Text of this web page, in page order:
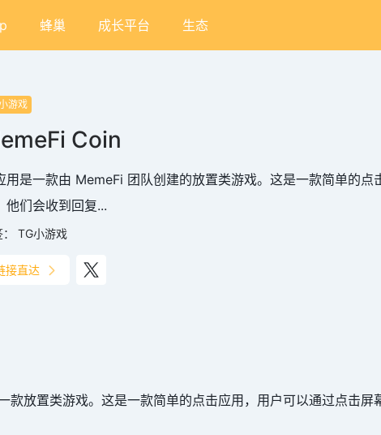
蜂巢 成长平台 生态
游戏
Coin
用是一款由 MemeFi 团队创建的放置类游戏。这是一款简单的
他们会收到回复...
TG小游戏
接直达
款放置类游戏。这是一款简单的点击应用，用户可以通过点击